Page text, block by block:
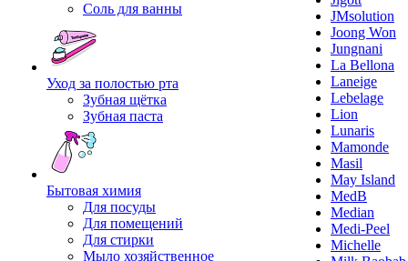
Соль для ванны
Уход за полостью рта
Зубная щётка
Зубная паста
Бытовая химия
Для посуды
Для помещений
Для стирки
Мыло хозяйственное
JMsolution
Joong Won
Jungnani
La Bellona
Laneige
Lebelage
Lion
Lunaris
Mamonde
Masil
May Island
MedB
Median
Medi-Peel
Michelle